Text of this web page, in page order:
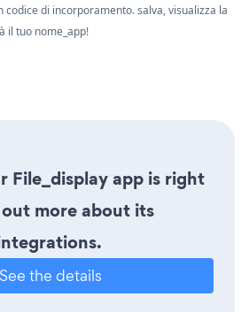
codice di incorporamento. salva, visualizza la
il tuo nome_app!
File_display app is right
more about its
See the details